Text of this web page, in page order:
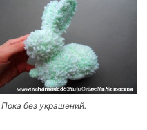
без украшений.